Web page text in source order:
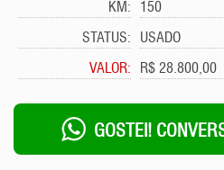
KM: 150
STATUS: USADO
VALOR: R$ 28.800,00
GOSTEI!